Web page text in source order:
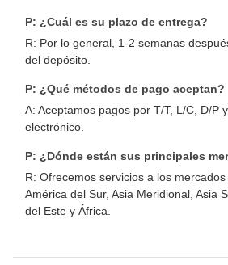
P: ¿Cuál es su plazo de entrega?
R: Por lo general, 1-2 semanas
del depósito.
P: ¿Qué métodos de pago aceptan?
A: Aceptamos pagos por T/T, L/C, D/P
electrónico.
P: ¿Dónde están sus principales
R: Ofrecemos servicios a los
América del Sur, Asia Meridional, Asia
del Este y África.